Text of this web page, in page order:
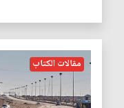
مقالات الكتاب